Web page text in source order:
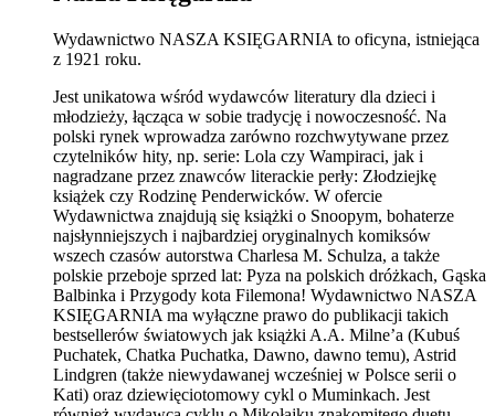
Wydawnictwo NASZA KSIĘGARNIA to oficyna, istniejąca
z 1921 roku.
Jest unikatowa wśród wydawców literatury dla dzieci i
młodzieży, łącząca w sobie tradycję i nowoczesność. Na
polski rynek wprowadza zarówno rozchwytywane przez
czytelników hity, np. serie: Lola czy Wampiraci, jak i
nagradzane przez znawców literackie perły: Złodziejkę
książek czy Rodzinę Penderwicków. W ofercie
Wydawnictwa znajdują się książki o Snoopym, bohaterze
najsłynniejszych i najbardziej oryginalnych komiksów
wszech czasów autorstwa Charlesa M. Schulza, a także
polskie przeboje sprzed lat: Pyza na polskich dróżkach, Gąska
Balbinka i Przygody kota Filemona! Wydawnictwo NASZA
KSIĘGARNIA ma wyłączne prawo do publikacji takich
bestsellerów światowych jak książki A.A. Milne’a (Kubuś
Puchatek, Chatka Puchatka, Dawno, dawno temu), Astrid
Lindgren (także niewydawanej wcześniej w Polsce serii o
Kati) oraz dziewięciotomowy cykl o Muminkach. Jest